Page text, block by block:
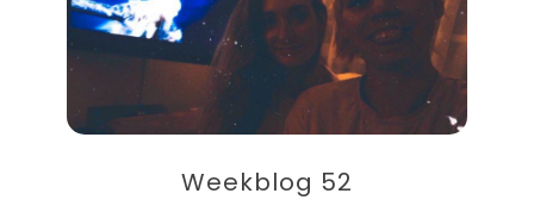
Weekblog 52